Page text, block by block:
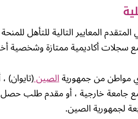
المعايير التالية للتأهل
مع سجلات أكاديمية ممتازة
مواطن من جمهوريةالصين
جامعة خارجية ، أو مقدم طلب حصل
لجمهورية الصين.